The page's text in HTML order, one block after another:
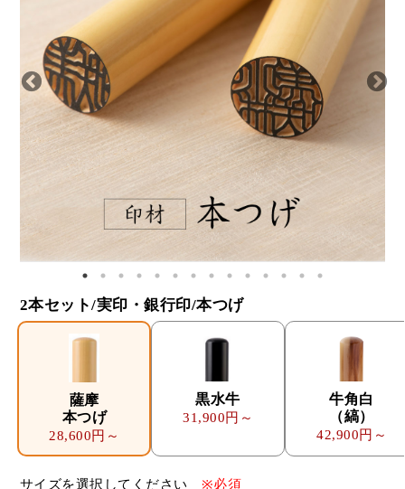
2本セット/実印・銀行印/本つげ
薩摩
本つげ
28,600円～
黒水牛
31,900円～
牛角白
（縞）
42,900円～
サイズを選択してください ※必須